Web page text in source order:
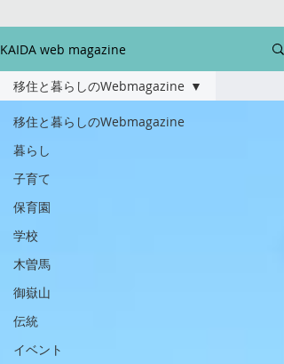
KAIDA web magazine
移住と暮らしのWebmagazine
暮らし
子育て
保育園
学校
木曽馬
御嶽山
伝統
イベント
移住と暮らしのWebmagazine